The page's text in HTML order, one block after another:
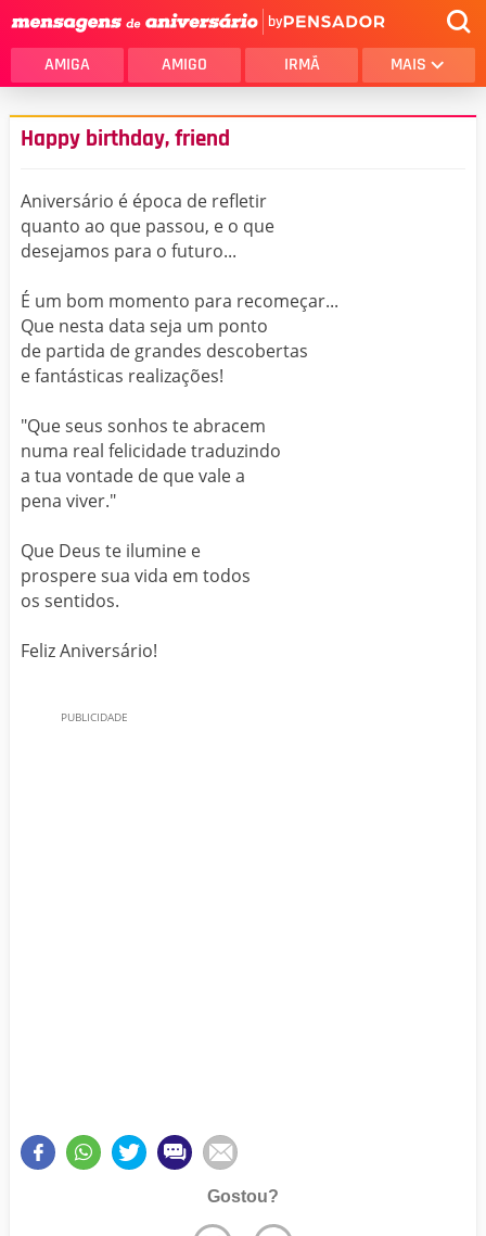
by
AMIGA AMIGO IRMÃ MAIS
Happy birthday, friend
Aniversário é época de refletir
quanto ao que passou, e o que
desejamos para o futuro...
É um bom momento para recomeçar...
Que nesta data seja um ponto
de partida de grandes descobertas
e fantásticas realizações!
"Que seus sonhos te abracem
numa real felicidade traduzindo
a tua vontade de que vale a
pena viver."
Que Deus te ilumine e
prospere sua vida em todos
os sentidos.
Feliz Aniversário!
Gostou?